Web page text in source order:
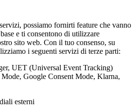
possiamo fornirti feature che vanno
e ti consentono di utilizzare
sito web. Con il tuo consenso, su
i seguenti servizi di terze parti:
UET (Universal Event Tracking)
Google Consent Mode, Klarna,
esterni